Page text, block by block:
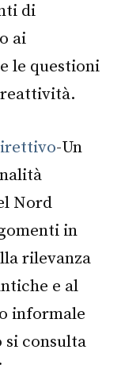
di
ai
le questioni
-Un
Nord
in
rilevanza
e al
informale
consulta